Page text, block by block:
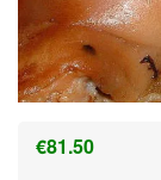
€81.50